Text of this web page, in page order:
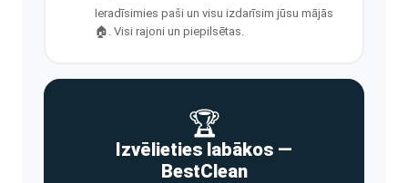
Ieradīsimies paši un visu izdarīsim jūsu mājās
🏠. Visi rajoni un piepilsētas.
🏆
Izvēlieties labākos —
BestClean